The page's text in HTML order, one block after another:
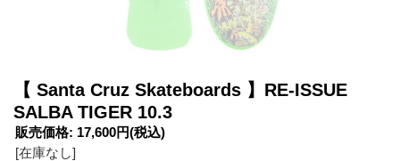
【 Santa Cruz Skateboards 】RE-ISSUE
SALBA TIGER 10.3
販売価格: 17,600円(税込)
[在庫なし]